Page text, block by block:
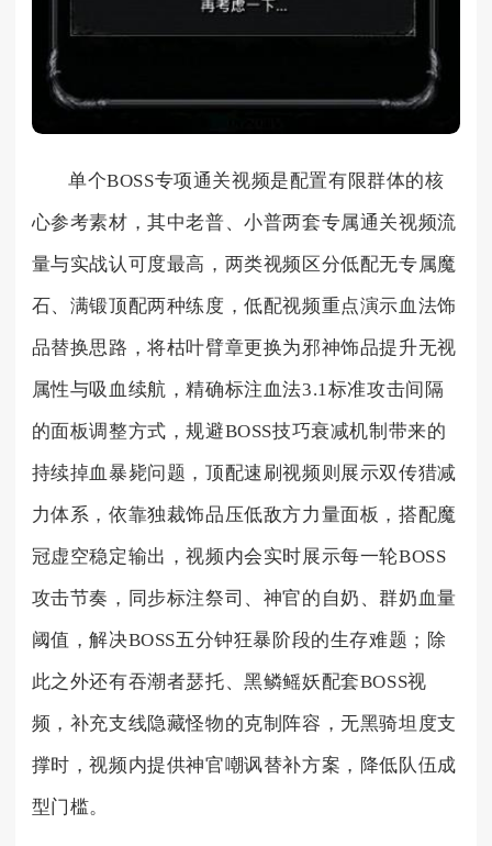
单个BOSS专项通关视频是配置有限群体的核
心参考素材，其中老普、小普两套专属通关视频流
量与实战认可度最高，两类视频区分低配无专属魔
石、满锻顶配两种练度，低配视频重点演示血法饰
品替换思路，将枯叶臂章更换为邪神饰品提升无视
属性与吸血续航，精确标注血法3.1标准攻击间隔
的面板调整方式，规避BOSS技巧衰减机制带来的
持续掉血暴毙问题，顶配速刷视频则展示双传猎减
力体系，依靠独裁饰品压低敌方力量面板，搭配魔
冠虚空稳定输出，视频内会实时展示每一轮BOSS
攻击节奏，同步标注祭司、神官的自奶、群奶血量
阈值，解决BOSS五分钟狂暴阶段的生存难题；除
此之外还有吞潮者瑟托、黑鳞鳐妖配套BOSS视
频，补充支线隐藏怪物的克制阵容，无黑骑坦度支
撑时，视频内提供神官嘲讽替补方案，降低队伍成
型门槛。